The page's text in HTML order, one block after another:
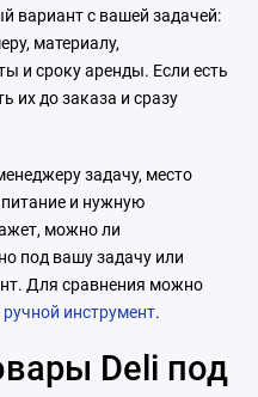
вариант с вашей задачей:
материалу,
и сроку аренды. Если есть
их до заказа и сразу
задачу, место
и нужную
можно ли
под вашу задачу или
Для сравнения можно
ручной инструмент.
Deli под